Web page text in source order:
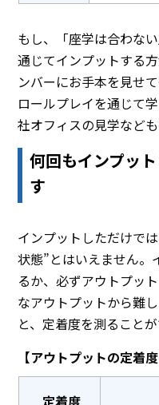
もし、「座学は合わな
通じてインプットする
ンバーにお手本を見せ
ロールプレイを通じて
社オフィスの見学なども
何回もインプッ
す
インプットしただけで
状態”とはいえません。
るか、必ずアウトプッ
なアウトプットから難
と、定着度を測ることが
【アウトプットの定着度
定着度